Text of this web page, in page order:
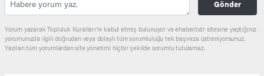
Gönder
Yorum yazarak Topluluk Kuralları’nı kabul etmiş bulunuyor ve ehaber.tv.tr sitesine yaptığınız
yorumunuzla ilgili doğrudan veya dolaylı tüm sorumluluğu tek başınıza üstleniyorsunuz.
Yazılan tüm yorumlardan site yönetimi hiçbir şekilde sorumlu tutulamaz.